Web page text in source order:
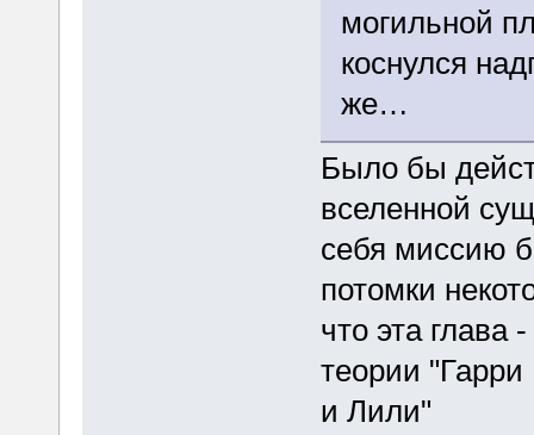
могильной
коснулся
же…
Было бы
вселенной
себя миссию
потомки
что эта глава
теории
и Лили"